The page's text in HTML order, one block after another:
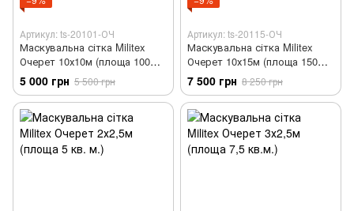
Артикул: ts-20101-ОЧ
Маскувальна сітка Militex
Очерет 10х10м (площа 100
кв.м.)
5 000 грн 5 500 грн
Артикул: ts-20115-ОЧ
Маскувальна сітка Militex
Очерет 10х15м (площа 150
кв.м.)
7 500 грн 8 250 грн